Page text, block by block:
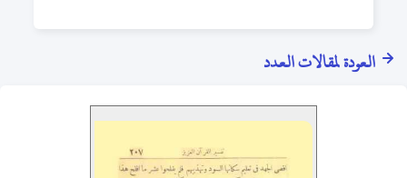
العودة لمقالات العدد